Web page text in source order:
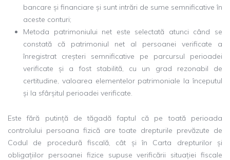
bancare și financiare și sunt intrări de sume semnificative în
aceste conturi;
Metoda patrimoniului net este selectată atunci când se
constată că patrimoniul net al persoanei verificate a
înregistrat creșteri semnificative pe parcursul perioadei
verificate și a fost stabilită, cu un grad rezonabil de
certitudine, valoarea elementelor patrimoniale la începutul
și la sfârșitul perioadei verificate.
Este fără putință de tăgadă faptul că pe toată perioada
controlului persoana fizică are toate drepturile prevăzute de
Codul de procedură fiscală, cât și în Carta drepturilor și
obligațiilor persoanei fizice supuse verificării situației fiscale